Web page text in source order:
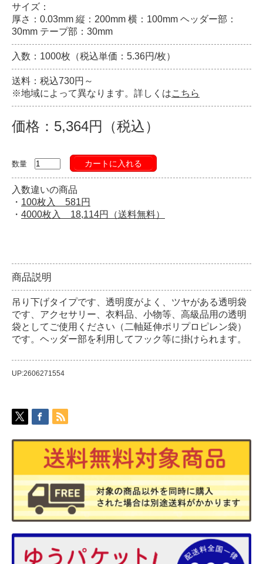
サイズ：
厚さ：0.03mm 縦：200mm 横：100mm ヘッダー部：
30mm テープ部：30mm
入数：1000枚（税込単価：5.36円/枚）
送料：税込730円～
※地域によって異なります。詳しくはこちら
価格：5,364円（税込）
数量 カートに入れる
入数違いの商品
・ 100枚入 581円
・ 4000枚入 18,114円（送料無料）
商品説明
吊り下げタイプです、透明度がよく、ツヤがある透明袋
です、アクセサリー、衣料品、小物等、高級品用の透明
袋としてご使用ください（二軸延伸ポリプロピレン袋）
です。ヘッダー部を利用してフック等に掛けられます。
UP:2606271554